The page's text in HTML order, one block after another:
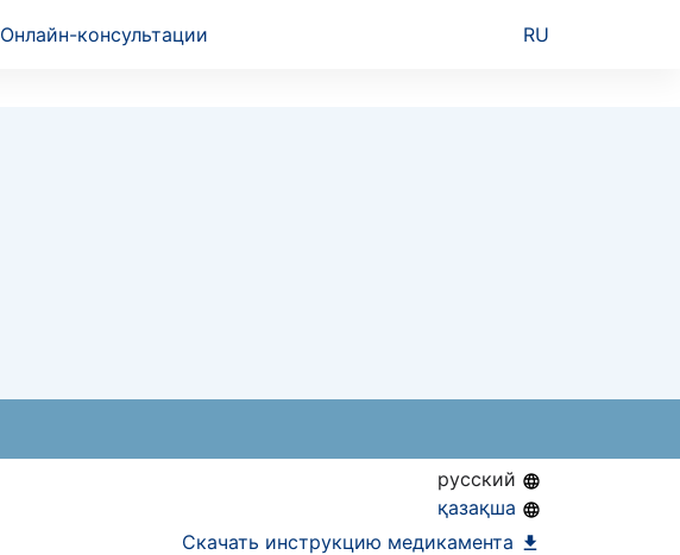
Онлайн-консультации RU
русский
қазақша
Скачать инструкцию медикамента